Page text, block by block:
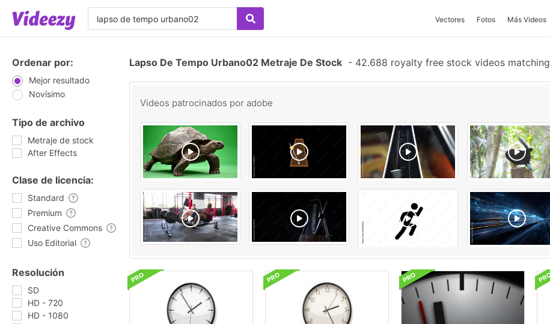
Vectores Fotos Más Videos
Ordenar por:
Mejor resultado
Novísimo
Tipo de archivo
Metraje de stock
After Effects
Clase de licencia:
Standard
Premium
Creative Commons
Uso Editorial
Resolución
SD
HD - 720
HD - 1080
Lapso De Tempo Urbano02 Metraje De Stock - 42.688 royalty free stock videos matching
Videos patrocinados por adobe